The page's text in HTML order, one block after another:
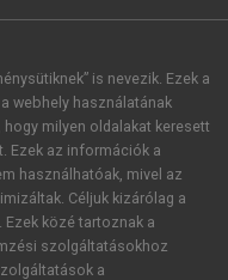
is nevezik. Ezek a
webhely használatának
milyen oldalakat keresett
Ezek az információk a
használhatóak, mivel az
Céljuk kizárólag a
közé tartoznak a
szolgáltatásokhoz
a